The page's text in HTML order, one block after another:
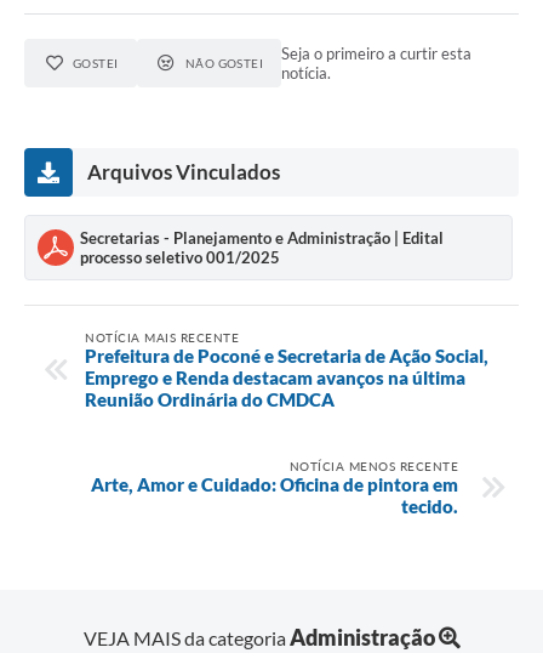
GOSTEI NÃO GOSTEI
Seja o primeiro a curtir esta
notícia.
Arquivos Vinculados
Secretarias - Planejamento e Administração | Edital
processo seletivo 001/2025
NOTÍCIA MAIS RECENTE
Prefeitura de Poconé e Secretaria de Ação Social,
Emprego e Renda destacam avanços na última
Reunião Ordinária do CMDCA
NOTÍCIA MENOS RECENTE
Arte, Amor e Cuidado: Oficina de pintora em
tecido.
VEJA MAIS da categoriaAdministração